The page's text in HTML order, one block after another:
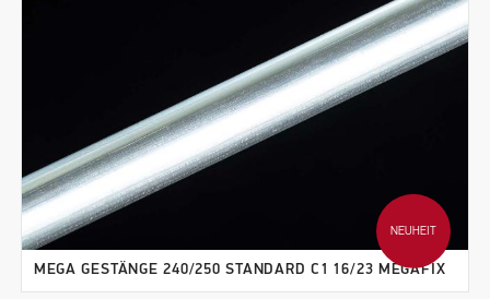
NEUHEIT
MEGA GESTÄNGE 240/250 STANDARD C1 16/23 MEGAFIX